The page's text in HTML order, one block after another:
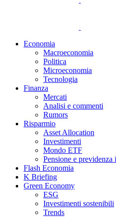
Economia
Macroeconomia
Politica
Microeconomia
Tecnologia
Finanza
Mercati
Analisi e commenti
Rumors
Risparmio
Asset Allocation
Investimenti
Mondo ETF
Pensione e previdenza
Flash Economia
K Briefing
Green Economy
ESG
Investimenti sostenibili
Trends